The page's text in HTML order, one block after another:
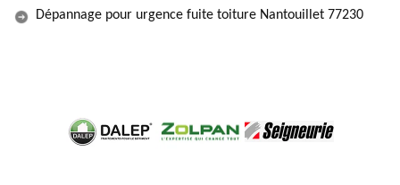
Dépannage pour urgence fuite toiture Nantouillet 77230